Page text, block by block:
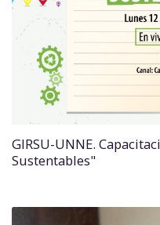
GIRSU-UNNE.
Sustentables"